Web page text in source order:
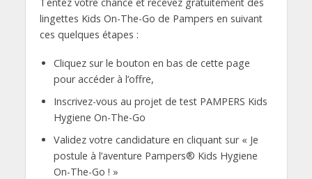
lingettes Kids On-The-Go de Pampers en suivant
ces quelques étapes :
Cliquez sur le bouton en bas de cette page
pour accéder à l’offre,
Inscrivez-vous au projet de test PAMPERS Kids
Hygiene On-The-Go
Validez votre candidature en cliquant sur « Je
postule à l’aventure Pampers® Kids Hygiene
On-The-Go ! »